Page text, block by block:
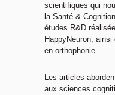
scientifiques qui
la Santé &
études R&D
HappyNeuron,
en orthophonie.
Les articles
aux sciences